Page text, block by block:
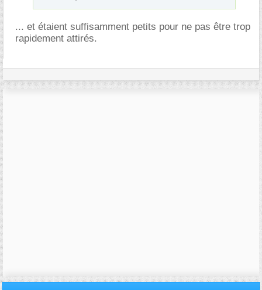
... et étaient suffisamment petits pour ne pas être trop
rapidement attirés.